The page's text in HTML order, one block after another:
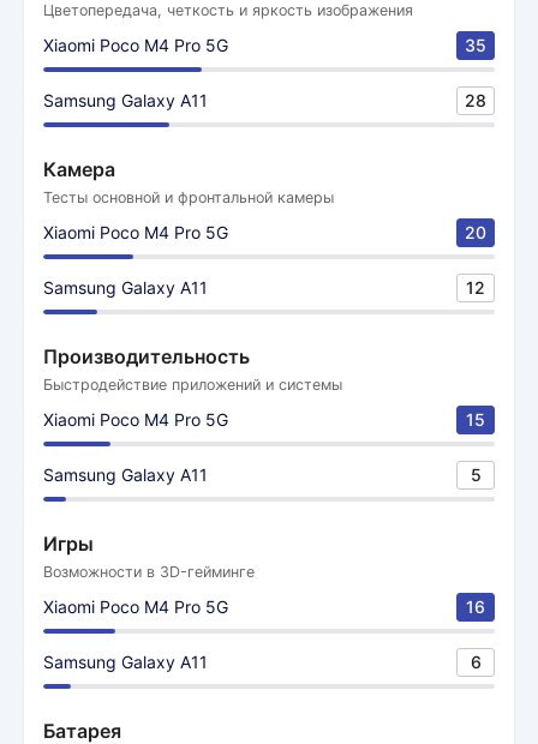
Цветопередача, четкость и яркость изображения
Xiaomi Poco M4 Pro 5G 35
Samsung Galaxy A11 28
Камера
Тесты основной и фронтальной камеры
Xiaomi Poco M4 Pro 5G 20
Samsung Galaxy A11 12
Производительность
Быстродействие приложений и системы
Xiaomi Poco M4 Pro 5G 15
Samsung Galaxy A11 5
Игры
Возможности в 3D-гейминге
Xiaomi Poco M4 Pro 5G 16
Samsung Galaxy A11 6
Батарея